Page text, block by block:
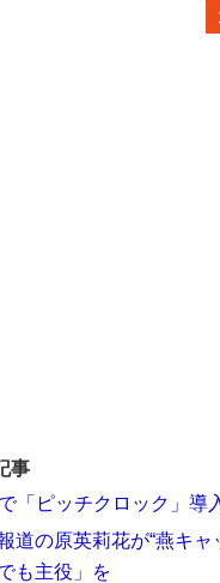
事
「ピッチクロック」
道の原英莉花が“燕キ
も主役」を